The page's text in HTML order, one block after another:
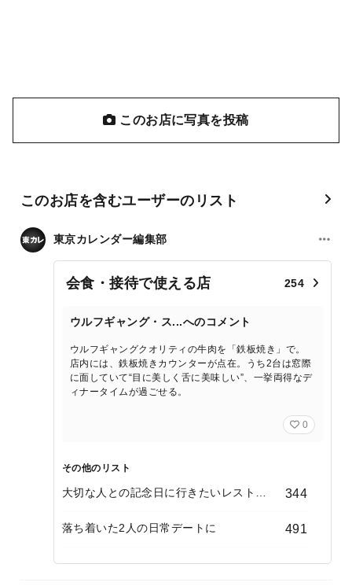
このお店に写真を投稿
このお店を含むユーザーのリスト
東京カレンダー編集部
会食・接待で使える店 254
ウルフギャング・ス...へのコメント
ウルフギャングクオリティの牛肉を「鉄板焼き」で。
店内には、鉄板焼きカウンターが点在。うち2台は窓際
に面していて“目に美しく舌に美味しい”、一挙両得なデ
ィナータイムが過ごせる。
0
その他のリスト
大切な人との記念日に行きたいレストラ
344
落ち着いた2人の日常デートに 491